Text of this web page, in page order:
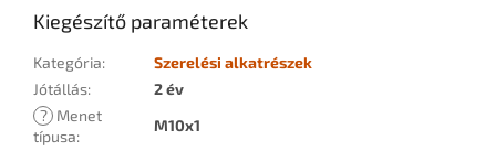
Kiegészítő paraméterek
Kategória:
Szerelési alkatrészek
Jótállás:
2 év
? Menet
típusa:
M10x1